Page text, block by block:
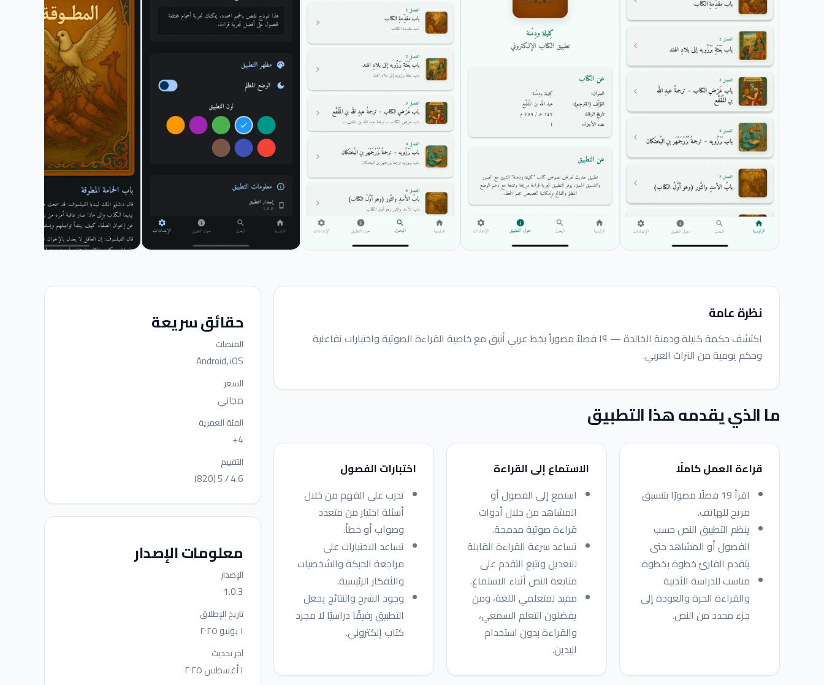
نظرة عامة
اكتشف حكمة كليلة ودمنة الخالدة — ١٩ فصلاً مصوراً بخط عربي أنيق مع خاصية القراءة الصوتية واختبارات تفاعلية
وحكم يومية من التراث العربي.
ما الذي يقدمه هذا التطبيق
قراءة العمل كاملًا
اقرأ 19 فصلًا مصورًا بتنسيق
مريح للهاتف.
ينظم التطبيق النص حسب
الفصول أو المشاهد حتى
يتقدم القارئ خطوة بخطوة.
مناسب للدراسة الأدبية
والقراءة الحرة والعودة إلى
جزء محدد من النص.
الاستماع إلى القراءة
استمع إلى الفصول أو
المشاهد من خلال أدوات
قراءة صوتية مدمجة.
تساعد سرعة القراءة القابلة
للتعديل وتتبع التقدم على
متابعة النص أثناء الاستماع.
مفيد لمتعلمي اللغة، ومن
يفضلون التعلم السمعي،
والقراءة بدون استخدام
اليدين.
اختبارات الفصول
تدرب على الفهم من خلال
أسئلة اختيار من متعدد
وصواب أو خطأ.
تساعد الاختبارات على
مراجعة الحبكة والشخصيات
والأفكار الرئيسية.
وجود الشرح والنتائج يجعل
التطبيق رفيقًا دراسيًا لا مجرد
كتاب إلكتروني.
حقائق سريعة
المنصات
Android, iOS
السعر
مجاني
الفئة العمرية
4+
التقييم
4.6 / 5 (820)
معلومات الإصدار
الإصدار
1.0.3
تاريخ الإطلاق
١ يونيو ٢٠٢٥
آخر تحديث
١ أغسطس ٢٠٢٥